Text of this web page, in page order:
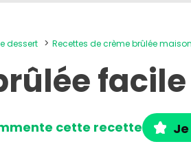
dessert Recettes de crème brûlée maison
facile
cette recette